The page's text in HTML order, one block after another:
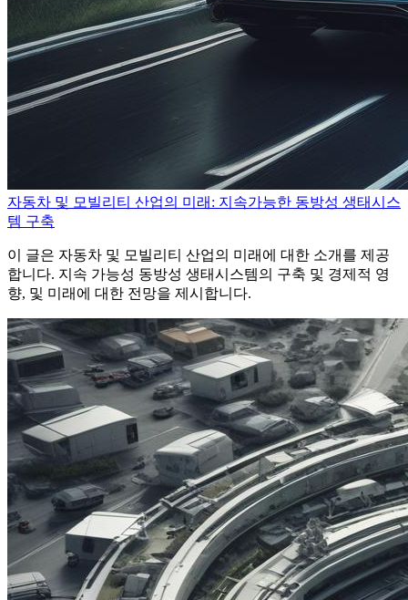
자동차 및 모빌리티 산업의 미래: 지속가능한 동방성 생태시스
템 구축
이 글은 자동차 및 모빌리티 산업의 미래에 대한 소개를 제공
합니다. 지속 가능성 동방성 생태시스템의 구축 및 경제적 영
향, 및 미래에 대한 전망을 제시합니다.